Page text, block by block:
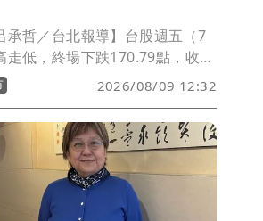
承哲／台北報導】台股週五（7
走低，終場下跌170.79點，收
點，成交金額約8,505億元。安
壩基金經理人蕭惠中表示，市場
修正後，整體結構已較健康，雖
受去槓桿、高評價修正及利率政
性影響，但AI產業鏈基本面依舊
半年有望回歸長期成長趨勢。
2026/08/09 12:32